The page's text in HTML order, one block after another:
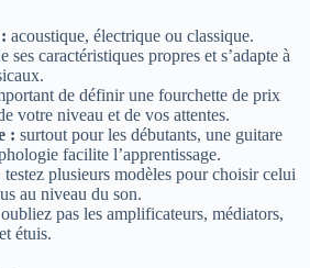
acoustique, électrique ou classique.
ses caractéristiques propres et s’adapte à
de définir une fourchette de prix
votre niveau et de vos attentes.
: surtout pour les débutants, une guitare
facilite l’apprentissage.
testez plusieurs modèles pour choisir celui
au niveau du son.
pas les amplificateurs, médiators,
étuis.